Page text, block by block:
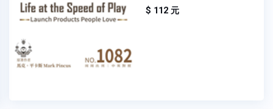
$ 112 元